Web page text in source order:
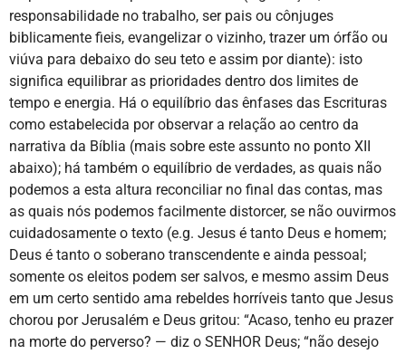
responsabilidade no trabalho, ser pais ou cônjuges
biblicamente fieis, evangelizar o vizinho, trazer um órfão ou
viúva para debaixo do seu teto e assim por diante): isto
significa equilibrar as prioridades dentro dos limites de
tempo e energia. Há o equilíbrio das ênfases das Escrituras
como estabelecida por observar a relação ao centro da
narrativa da Bíblia (mais sobre este assunto no ponto XII
abaixo); há também o equilíbrio de verdades, as quais não
podemos a esta altura reconciliar no final das contas, mas
as quais nós podemos facilmente distorcer, se não ouvirmos
cuidadosamente o texto (e.g. Jesus é tanto Deus e homem;
Deus é tanto o soberano transcendente e ainda pessoal;
somente os eleitos podem ser salvos, e mesmo assim Deus
em um certo sentido ama rebeldes horríveis tanto que Jesus
chorou por Jerusalém e Deus gritou: “Acaso, tenho eu prazer
na morte do perverso? — diz o SENHOR Deus; “não desejo